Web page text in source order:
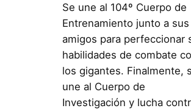
Se une al 104º Cuerpo de
Entrenamiento junto a sus
amigos para perfeccionar
habilidades de combate
los gigantes. Finalmente,
une al Cuerpo de
Investigación y lucha